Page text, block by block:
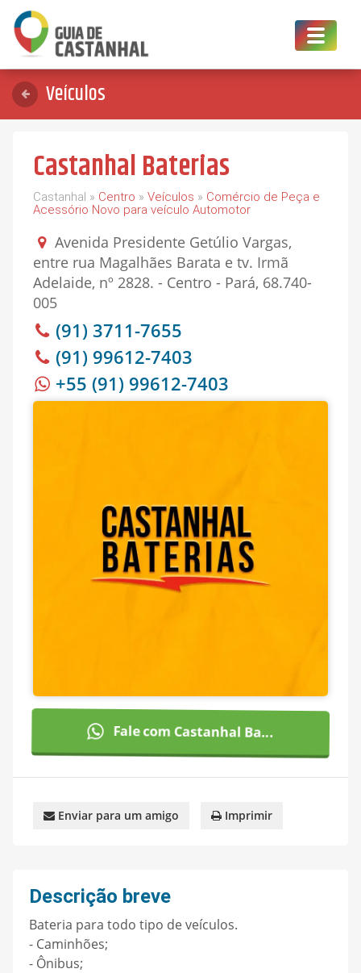
Toggle
Veículos
Castanhal Baterias
Castanhal » Centro » Veículos » Comércio de Peça e
Acessório Novo para veículo Automotor
Avenida Presidente Getúlio Vargas,
entre rua Magalhães Barata e tv. Irmã
Adelaide, nº 2828. - Centro - Pará, 68.740-
005
(91) 3711-7655
(91) 99612-7403
+55 (91) 99612-7403
Fale com Castanhal Ba...
Enviar para um amigo Imprimir
Descrição breve
Bateria para todo tipo de veículos.
- Caminhões;
- Ônibus;